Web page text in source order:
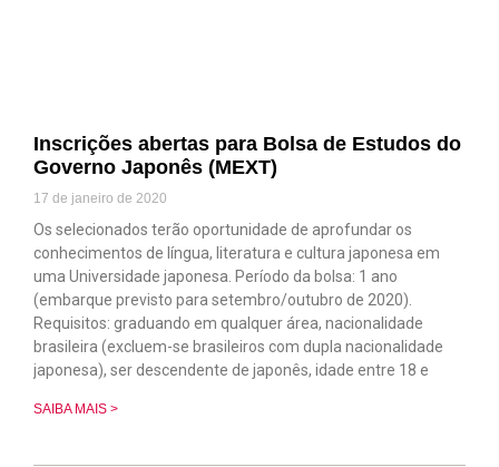
Inscrições abertas para Bolsa de Estudos do
Governo Japonês (MEXT)
17 de janeiro de 2020
Os selecionados terão oportunidade de aprofundar os
conhecimentos de língua, literatura e cultura japonesa em
uma Universidade japonesa. Período da bolsa: 1 ano
(embarque previsto para setembro/outubro de 2020).
Requisitos: graduando em qualquer área, nacionalidade
brasileira (excluem-se brasileiros com dupla nacionalidade
japonesa), ser descendente de japonês, idade entre 18 e
SAIBA MAIS >